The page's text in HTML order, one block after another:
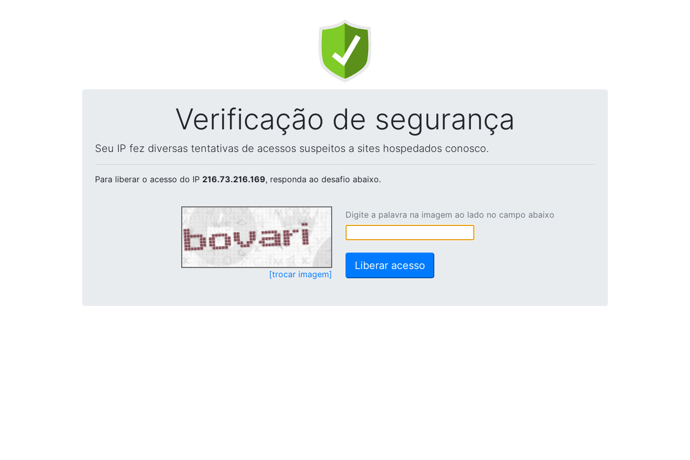
Verificação de segurança
Seu IP fez diversas tentativas de acessos suspeitos a sites hospedados conosco.
Para liberar o acesso do IP 216.73.216.169, responda ao desafio abaixo.
[trocar imagem]
Digite a palavra na imagem ao lado no campo abaixo